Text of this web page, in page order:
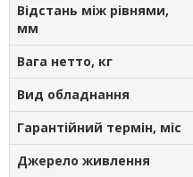
Відстань між рівнями,
мм
Вага нетто, кг
Вид обладнання
Гарантійний термін, міс
Джерело живлення